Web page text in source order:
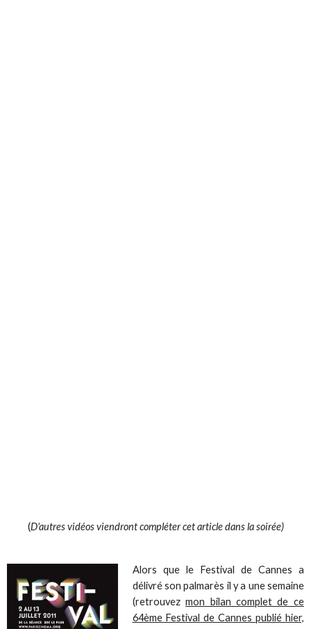
(D'autres vidéos viendront compléter cet article dans la soirée)
Alors que le Festival de Cannes a
délivré son palmarès il y a une semaine
(retrouvezmon bilan complet de ce
64ème Festival de Cannes publié hier,